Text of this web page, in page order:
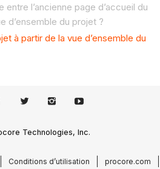
l’ancienne page d’accueil du
d’ensemble du projet ?
à partir de la vue d’ensemble du
Technologies, Inc.
Conditions d’utilisation
procore.com